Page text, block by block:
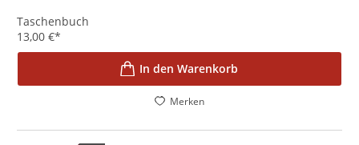
Taschenbuch
13,00 €*
In den Warenkorb
Merken